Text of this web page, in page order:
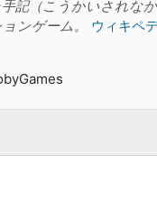
記（こうかいされな
ンゲーム。
ウィキペ